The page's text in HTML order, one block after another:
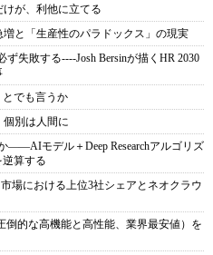
が、利他に立てる
と「生産性のパラドックス」の現実
ず失敗する----Josh Bersinが描くHR 2030
でも言うか
別は人間に
――AIモデル＋Deep Researchアルゴリズ
算する
場における上位3社シェアとネオクラウ
倒的な高機能と高性能、業界最安値）を